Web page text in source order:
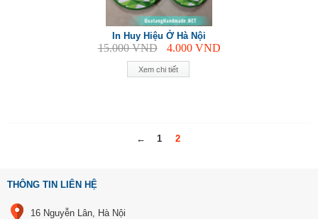
Xem chi tiết
In Huy Hiệu Ở Hà Nội
15.000VND 4.000 VND
← 1 2
THÔNG TIN LIÊN HỆ
16 Nguyễn Lân, Hà Nội